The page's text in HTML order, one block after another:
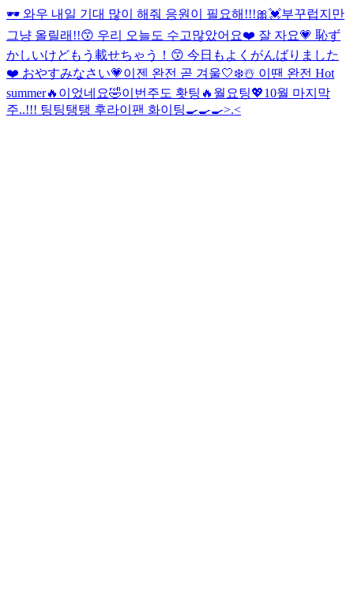
🕶 와우 내일 기대 많이 해줘 응원이 필요해!!!🎀💓부꾸럽지만
그냥 올릴래!!😙 우리 오늘도 수고많았어요❤️ 잘 자요💗 恥ず
かしいけどもう載せちゃう！😙 今日もよくがんばりました
❤️ おやすみなさい💗이젠 완전 곧 겨울🤍❄️☃️ 이땐 완전 Hot
summer🔥이었네요🤣이번주도 홧팅🔥월요팅💖10월 마지막
주..!!! 팅팅탱탱 후라이팬 화이팅🍳🍳🍳>.<